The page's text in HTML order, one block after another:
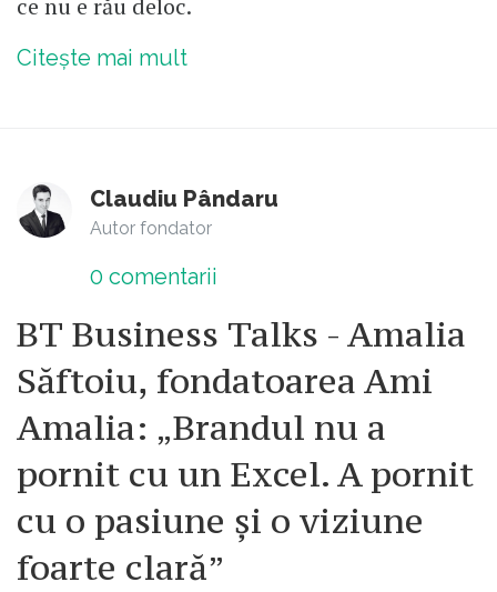
ce nu e rău deloc.
Citește mai mult
Claudiu Pândaru
Autor fondator
0 comentarii
BT Business Talks - Amalia
Săftoiu, fondatoarea Ami
Amalia: „Brandul nu a
pornit cu un Excel. A pornit
cu o pasiune și o viziune
foarte clară”